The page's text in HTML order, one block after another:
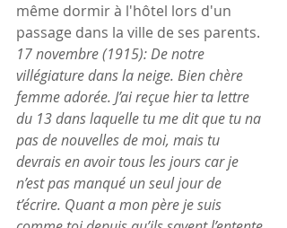
même dormir à l'hôtel lors d'un
passage dans la ville de ses parents.
17 novembre (1915): De notre
villégiature dans la neige. Bien chère
femme adorée. J’ai reçue hier ta lettre
du 13 dans laquelle tu me dit que tu na
pas de nouvelles de moi, mais tu
devrais en avoir tous les jours car je
n’est pas manqué un seul jour de
t’écrire. Quant a mon père je suis